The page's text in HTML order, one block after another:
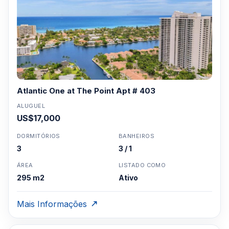
WhatsApp um corretor em Miami +1 305 540
5744
Para Vendas ligar no telefone no Brasil SP 11-
3957-0613
Atlantic One at The Point Apt # 403
ALUGUEL
US$17,000
DORMITÓRIOS
3
BANHEIROS
3 / 1
ÁREA
295 m2
LISTADO COMO
Ativo
Mais Informações